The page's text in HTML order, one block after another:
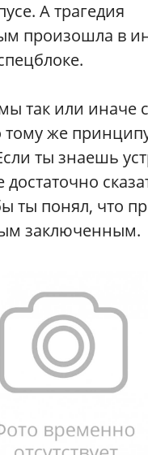
А трагедия
произошла в
так или иначе
же
ты знаешь
ты понял, что
заключенным.